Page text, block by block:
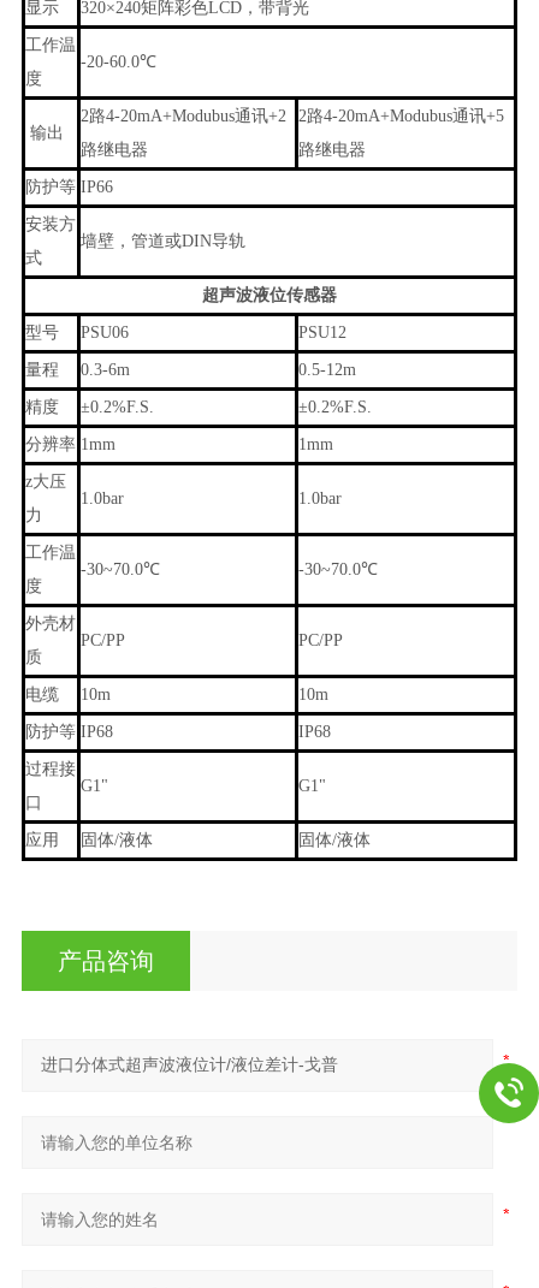
显示 320×240矩阵彩色LCD，带背光
工作温
度
-20-60.0℃
输出
2路4-20mA+Modubus通讯+2
路继电器
2路4-20mA+Modubus通讯+5
路继电器
防护等 IP66
安装方
式
墙壁，管道或DIN导轨
超声波液位传感器
型号 PSU06 PSU12
量程 0.3-6m 0.5-12m
精度 ±0.2%F.S. ±0.2%F.S.
分辨率 1mm 1mm
z大压
力
1.0bar 1.0bar
工作温
度
-30~70.0℃ -30~70.0℃
外壳材
质
PC/PP PC/PP
电缆 10m 10m
防护等 IP68 IP68
过程接
口
G1" G1"
应用 固体/液体 固体/液体
产品咨询